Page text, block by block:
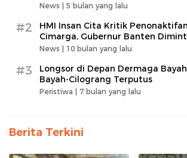
News | 5 bulan yang lalu
#2
HMI Insan Cita Kritik Penonaktifan
Cimarga, Gubernur Banten
News | 10 bulan yang lalu
#3
Longsor di Depan Dermaga
Bayah-Cilograng Terputus
Peristiwa | 7 bulan yang lalu
Berita Terkini